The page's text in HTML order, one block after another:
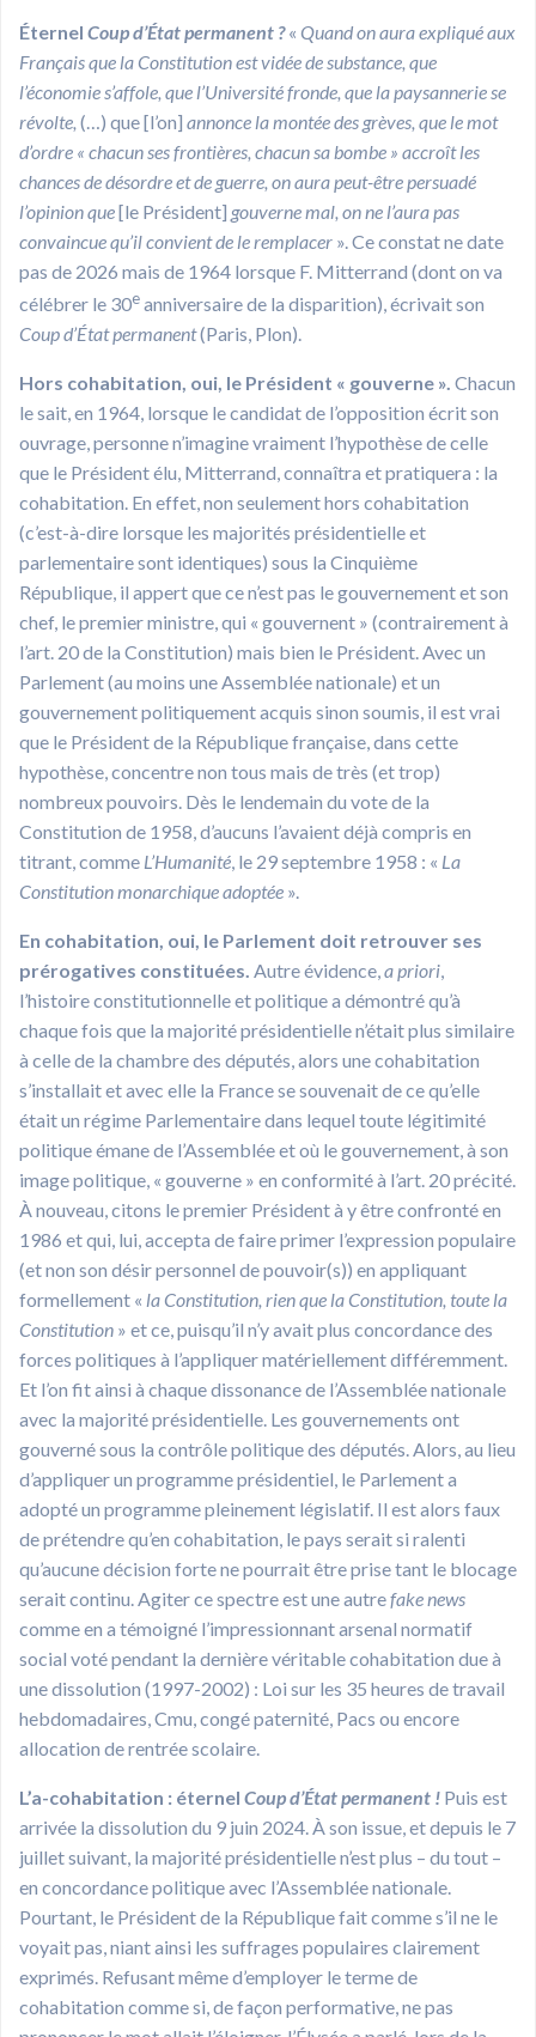
Éternel Coup d’État permanent ?« Quand on aura expliqué aux
Français que la Constitution est vidée de substance, que
l’économie s’affole, que l’Université fronde, que la paysannerie se
révolte, (…) que [l’on] annonce la montée des grèves, que le mot
d’ordre « chacun ses frontières, chacun sa bombe » accroît les
chances de désordre et de guerre, on aura peut-être persuadé
l’opinion que[le Président] gouverne mal, on ne l’aura pas
convaincue qu’il convient de le remplacer ». Ce constat ne date
pas de 2026 mais de 1964 lorsque F. Mitterrand (dont on va
célébrer le 30eanniversaire de la disparition), écrivait son
Coup d’État permanent(Paris, Plon).
Hors cohabitation, oui, le Président « gouverne ». Chacun
le sait, en 1964, lorsque le candidat de l’opposition écrit son
ouvrage, personne n’imagine vraiment l’hypothèse de celle
que le Président élu, Mitterrand, connaîtra et pratiquera : la
cohabitation. En effet, non seulement hors cohabitation
(c’est-à-dire lorsque les majorités présidentielle et
parlementaire sont identiques) sous la Cinquième
République, il appert que ce n’est pas le gouvernement et son
chef, le premier ministre, qui « gouvernent » (contrairement à
l’art. 20 de la Constitution) mais bien le Président. Avec un
Parlement (au moins une Assemblée nationale) et un
gouvernement politiquement acquis sinon soumis, il est vrai
que le Président de la République française, dans cette
hypothèse, concentre non tous mais de très (et trop)
nombreux pouvoirs. Dès le lendemain du vote de la
Constitution de 1958, d’aucuns l’avaient déjà compris en
titrant, comme L’Humanité, le 29 septembre 1958 : « La
Constitution monarchique adoptée ».
En cohabitation, oui, le Parlement doit retrouver ses
prérogatives constituées. Autre évidence,a priori,
l’histoire constitutionnelle et politique a démontré qu’à
chaque fois que la majorité présidentielle n’était plus similaire
à celle de la chambre des députés, alors une cohabitation
s’installait et avec elle la France se souvenait de ce qu’elle
était un régime Parlementaire dans lequel toute légitimité
politique émane de l’Assemblée et où le gouvernement, à son
image politique, « gouverne » en conformité à l’art. 20 précité.
À nouveau, citons le premier Président à y être confronté en
1986 et qui, lui, accepta de faire primer l’expression populaire
(et non son désir personnel de pouvoir(s)) en appliquant
formellement « la Constitution, rien que la Constitution, toute la
Constitution » et ce, puisqu’il n’y avait plus concordance des
forces politiques à l’appliquer matériellement différemment.
Et l’on fit ainsi à chaque dissonance de l’Assemblée nationale
avec la majorité présidentielle. Les gouvernements ont
gouverné sous la contrôle politique des députés. Alors, au lieu
d’appliquer un programme présidentiel, le Parlement a
adopté un programme pleinement législatif. Il est alors faux
de prétendre qu’en cohabitation, le pays serait si ralenti
qu’aucune décision forte ne pourrait être prise tant le blocage
serait continu. Agiter ce spectre est une autrefake news
comme en a témoigné l’impressionnant arsenal normatif
social voté pendant la dernière véritable cohabitation due à
une dissolution (1997-2002) : Loi sur les 35 heures de travail
hebdomadaires, Cmu, congé paternité, Pacs ou encore
allocation de rentrée scolaire.
L’a-cohabitation : éternel Coup d’État permanent ! Puis est
arrivée la dissolution du 9 juin 2024. À son issue, et depuis le 7
juillet suivant, la majorité présidentielle n’est plus – du tout –
en concordance politique avec l’Assemblée nationale.
Pourtant, le Président de la République fait comme s’il ne le
voyait pas, niant ainsi les suffrages populaires clairement
exprimés. Refusant même d’employer le terme de
cohabitation comme si, de façon performative, ne pas